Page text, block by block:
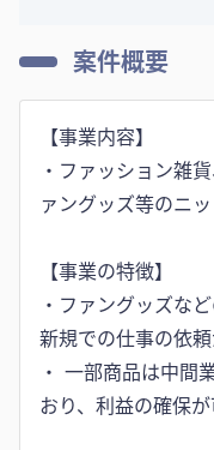
案件概要
【事業内容】
・ファッション雑
ァングッズ等のニ
【事業の特徴】
・ファングッズな
新規での仕事の依
・ ⼀部商品は中間
おり、利益の確保